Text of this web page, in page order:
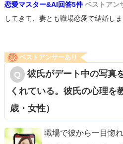
恋愛マスター&AI回答5件 ベストアン
してきて、妻とも職場恋愛で結婚し
ベストアンサーあり
彼氏がデート中の写真
くれている。彼氏の心理を
歳・女性）
職場で彼から一目惚